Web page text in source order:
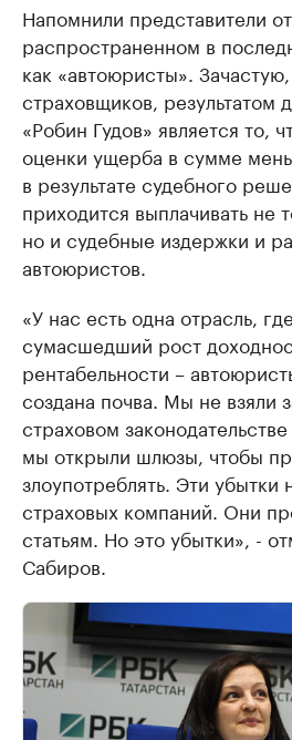
Напомнили представители
распространенном в
как «автоюристы».
страховщиков, результатом
«Робин Гудов» является то,
оценки ущерба в сумме
в результате судебного
приходится выплачивать не
но и судебные издержки и
автоюристов.
«У нас есть одна отрасль,
сумасшедший рост
рентабельности –
создана почва. Мы не взяли
страховом
мы открыли шлюзы, чтобы
злоупотреблять. Эти убытки
страховых компаний. Они
статьям. Но это убытки», -
Сабиров.